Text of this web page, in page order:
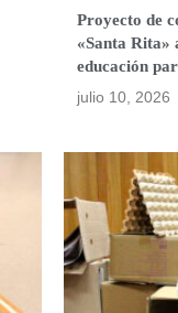
Proyecto de
«Santa Rita»
educación
julio 10, 2026